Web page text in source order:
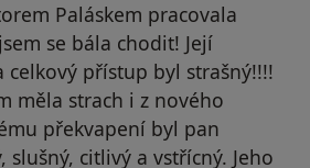
Paláskem pracovala
se bála chodit! Její
celkový přístup byl strašný!!!!
měla strach i z nového
překvapení byl pan
citlivý a vstřícný. Jeho